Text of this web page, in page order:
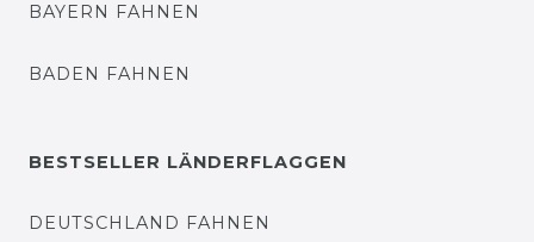
BAYERN FAHNEN
BADEN FAHNEN
BESTSELLER LÄNDERFLAGGEN
DEUTSCHLAND FAHNEN